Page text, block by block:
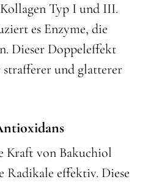
Typ I und III.
es Enzyme, die
Dieser Doppeleffekt
und glatterer
Kraft von Bakuchiol
Radikale effektiv. Diese